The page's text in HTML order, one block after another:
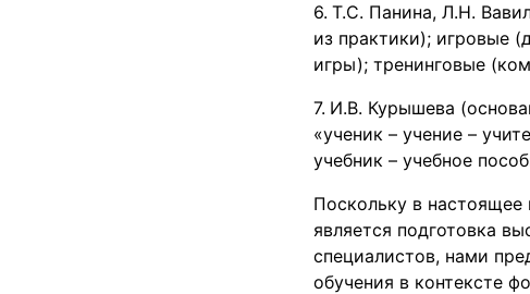
Т.С. Панина, Л.Н.
из практики); игровые
игры); тренинговые
И.В. Курышева
«ученик – учение –
учебник – учебное
Поскольку в
является подготовка
специалистов, нами
обучения в контексте